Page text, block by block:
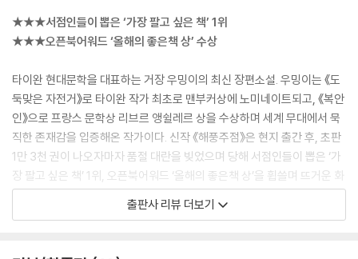
--- pp.23-25
찾아내면 어떻게 할지 계속 생각하고 있었다.
“무슨 방법?”
“이렇게 하면 네가 집에 조금 늦게 돌아갈 수 있어. 그 사람이 떠난 걸 확인
한 뒤에 말이야.”
“어떻게?”
“우리가 서로 다른 길로 들어왔겠지?”
“응. 아마도.”
“그러니까 우린 서로 다른 곳에 살고 있는 거야.”
“응.”
★★★서점인들이 뽑은 ‘가장 팔고 싶은 책’ 1위
★★★오픈북어워드 ‘올해의 좋은책 상’ 수상
타이완 현대문학을 대표하는 거장 우밍이의 최신 장편소설. 우밍이는 《도
둑맞은 자전거》로 타이완 작가 최초로 맨부커상에 노미네이트되고, 《복안
인》으로 프랑스 문학상 리브르 앵쉴레르 상을 수상하며 세계 무대에서 묵
직한 존재감을 입증해온 작가이다. 신작 《해풍주점》은 현지 출간 후, 초판
1만 3천 권이 나오자마자 품절 대란을 빚었으며 당해 서점인들이 뽑은 ‘가
장 팔고 싶은 책’ 1위, 오픈북어워드 ‘올해의 좋은책 상’을 휩쓸며 뜨거운 화
제를 모았다.
출판사 리뷰 더보기